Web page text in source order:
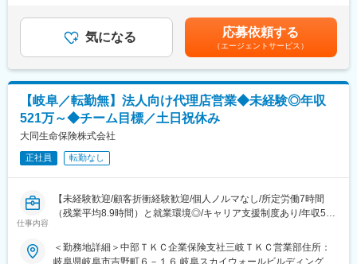
当社は保険の販売文化をかえるという想いをもって誕生した会社
です。残念ながら、保険という言葉にはマイナスなイメージがあ
り、これは売り手が作った販売文化が原因であると考えていま
す。
本来、保険とは万が一のときに助けとなる大切なものです。当社
は「保障を持つことの大切さ」「お客様が自らきちんと考えるこ
との大切さ」をお伝えし、保障を持っていただいた後も「きちん
とお世話させていただく」お客様主体の「保険サービス」を展開
しております。
売り手主体の保険業界を変えていきたいという想いを共にしてく
■業務の特徴
担当顧客の7割が個人顧客で3割が法人顧客です。
10時 自動車保険の満期を迎えたA様宅を訪問。iPadにて更新手
続き
11時 お客さまから自動車事故の連絡があり現場対応
12時 事務所にて昼食＆休憩
13時 お子様が誕生したお客様B様から生命保険の相談があり訪
問
15時 法人のお客さま株式会社C様の社有車が故障のためレッカ
ーを手配
16時 資産運用の相談があったお客さまC様宅を訪問。ドル建て
商品をご提案
モデル年収>・42歳（4年目）：600万円※想定年収について：前職
保証有り前職の給与を考慮し想定年収を算出致します。賃金はあ
くまでも目安の金額であり、選考を通じて上下する可能性があり
ます。月給(月額)は固定手当を含めた表記です。
気になる 応募依頼する
（エージェントサービス）
【岐阜／転勤無】法人向け代理店営業◆未経験◎年収
521万～◆チーム目標／土日祝休み
大同生命保険株式会社
正社員 転勤なし
仕事内容
【未経験歓迎/顧客折衝経験歓迎/個人ノルマなし/所定労働7時間
（残業平均8.9時間）と就業環境◎/キャリア支援制度あり/年収521
■業務内容：
中小企業と密接な関係を持つ当社の保険代理店である税理士事務
＜勤務地詳細＞中部ＴＫＣ企業保険支社三岐ＴＫＣ営業部住所：
岐阜県岐阜市吉野町６－１６ 岐阜スカイウォールビルディング４